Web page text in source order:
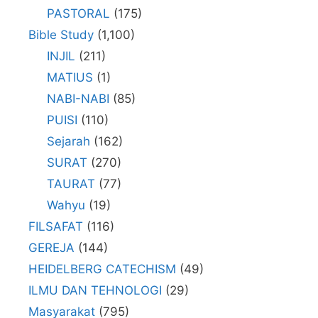
PASTORAL (175)
Bible Study (1,100)
INJIL (211)
MATIUS (1)
NABI-NABI (85)
PUISI (110)
Sejarah (162)
SURAT (270)
TAURAT (77)
Wahyu (19)
FILSAFAT (116)
GEREJA (144)
HEIDELBERG CATECHISM (49)
ILMU DAN TEHNOLOGI (29)
Masyarakat (795)